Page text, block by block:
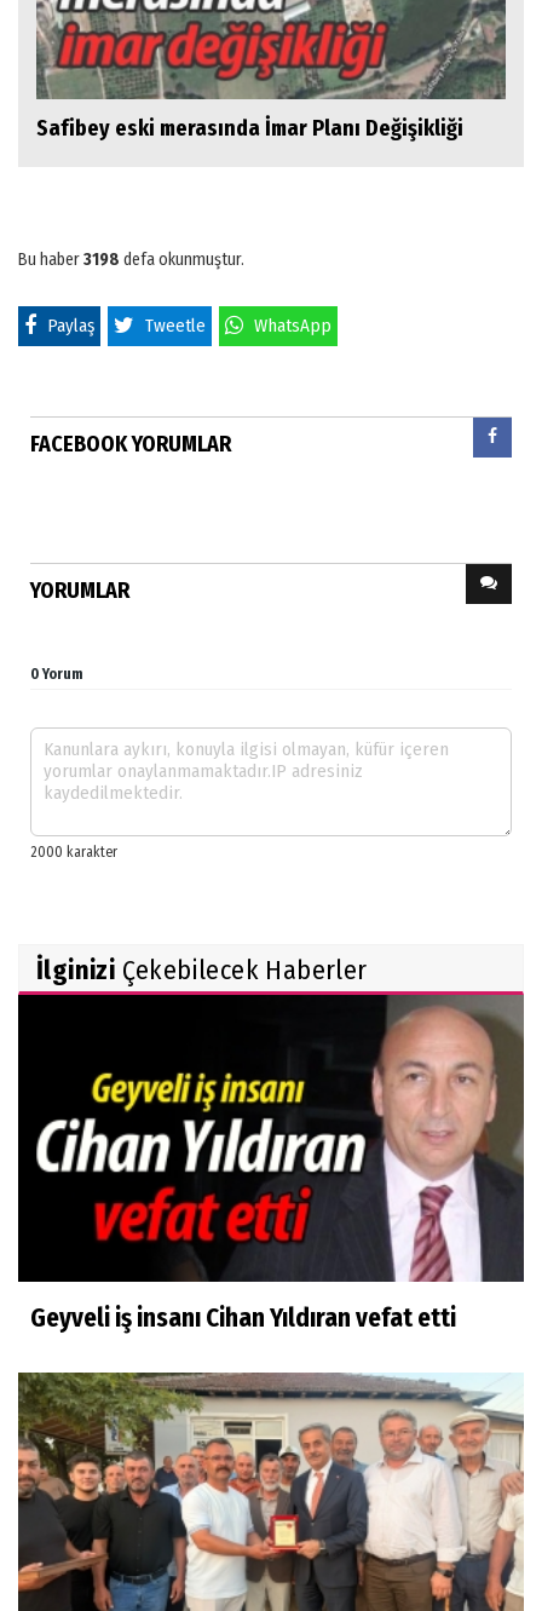
Safibey eski merasında İmar Planı Değişikliği
Bu haber3198 defa okunmuştur.
Paylaş Tweetle WhatsApp
FACEBOOK YORUMLAR
YORUMLAR
0 Yorum
İlginizi Çekebilecek Haberler
Geyveli iş insanı Cihan Yıldıran vefat etti